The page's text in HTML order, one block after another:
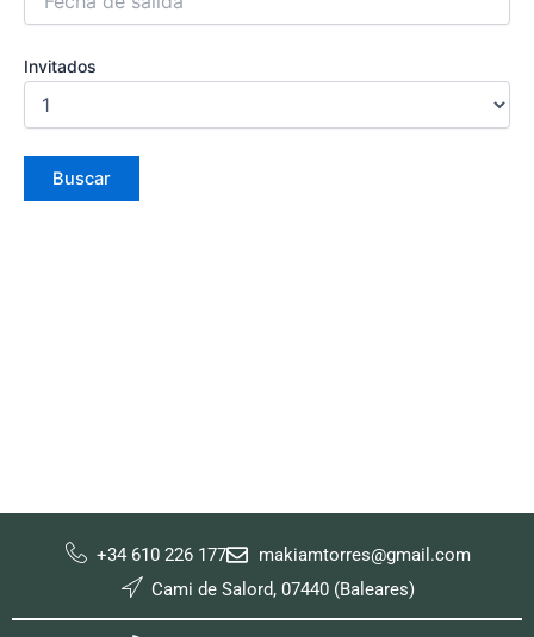
Invitados
+34 610 226 177
makiamtorres@gmail.com
Cami de Salord, 07440 (Baleares)